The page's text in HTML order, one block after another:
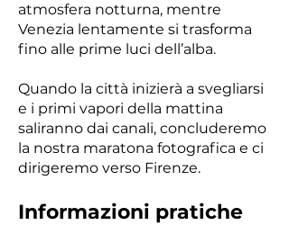
atmosfera notturna, mentre
Venezia lentamente si trasforma
fino alle prime luci dell’alba.
Quando la città inizierà a svegliarsi
e i primi vapori della mattina
saliranno dai canali, concluderemo
la nostra maratona fotografica e ci
dirigeremo verso Firenze.
Informazioni pratiche